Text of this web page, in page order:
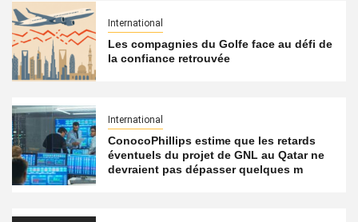
International
Les compagnies du Golfe face au défi de
la confiance retrouvée
International
ConocoPhillips estime que les retards
éventuels du projet de GNL au Qatar ne
devraient pas dépasser quelques m